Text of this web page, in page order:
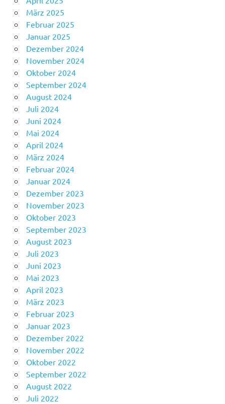
März 2025
Februar 2025
Januar 2025
Dezember 2024
November 2024
Oktober 2024
September 2024
August 2024
Juli 2024
Juni 2024
Mai 2024
April 2024
März 2024
Februar 2024
Januar 2024
Dezember 2023
November 2023
Oktober 2023
September 2023
August 2023
Juli 2023
Juni 2023
Mai 2023
April 2023
März 2023
Februar 2023
Januar 2023
Dezember 2022
November 2022
Oktober 2022
September 2022
August 2022
Juli 2022